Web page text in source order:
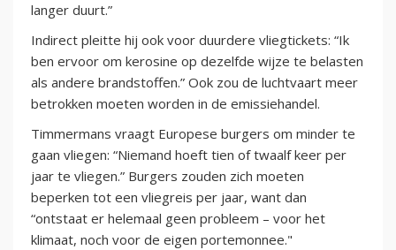
langer duurt.”
Indirect pleitte hij ook voor duurdere vliegtickets: “Ik
ben ervoor om kerosine op dezelfde wijze te belasten
als andere brandstoffen.” Ook zou de luchtvaart meer
betrokken moeten worden in de emissiehandel.
Timmermans vraagt Europese burgers om minder te
gaan vliegen: “Niemand hoeft tien of twaalf keer per
jaar te vliegen.” Burgers zouden zich moeten
beperken tot een vliegreis per jaar, want dan
“ontstaat er helemaal geen probleem – voor het
klimaat, noch voor de eigen portemonnee."